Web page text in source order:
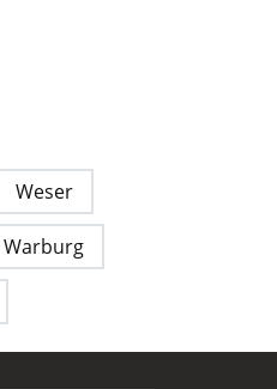
Weser
Warburg